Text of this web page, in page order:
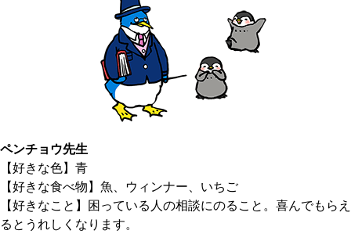
ウェブサーバ・ログファイルを使用します。
ログファイル内のIPアドレス、ブラウザの種類、ドメイ
ン・ネーム、アクセス回数からお客様の個人情報を特定
することはありません。
JavaScript（ジャバスクリプト）の使用について
JavaScriptを使用しています。
インターネットではクッキーと並び無くてはならない技
術の一つです。
ペンチョウ先生
【好きな色】青
【好きな食べ物】魚、ウィンナー、いちご
【好きなこと】困っている人の相談にのること。喜んでもらえ
るとうれしくなります。